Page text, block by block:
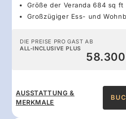
Größe der Veranda 684 sq ft
Großzügiger Ess- und
DIE PREISE PRO GAST AB
ALL-INCLUSIVE PLUS
AUSSTATTUNG &
MERKMALE